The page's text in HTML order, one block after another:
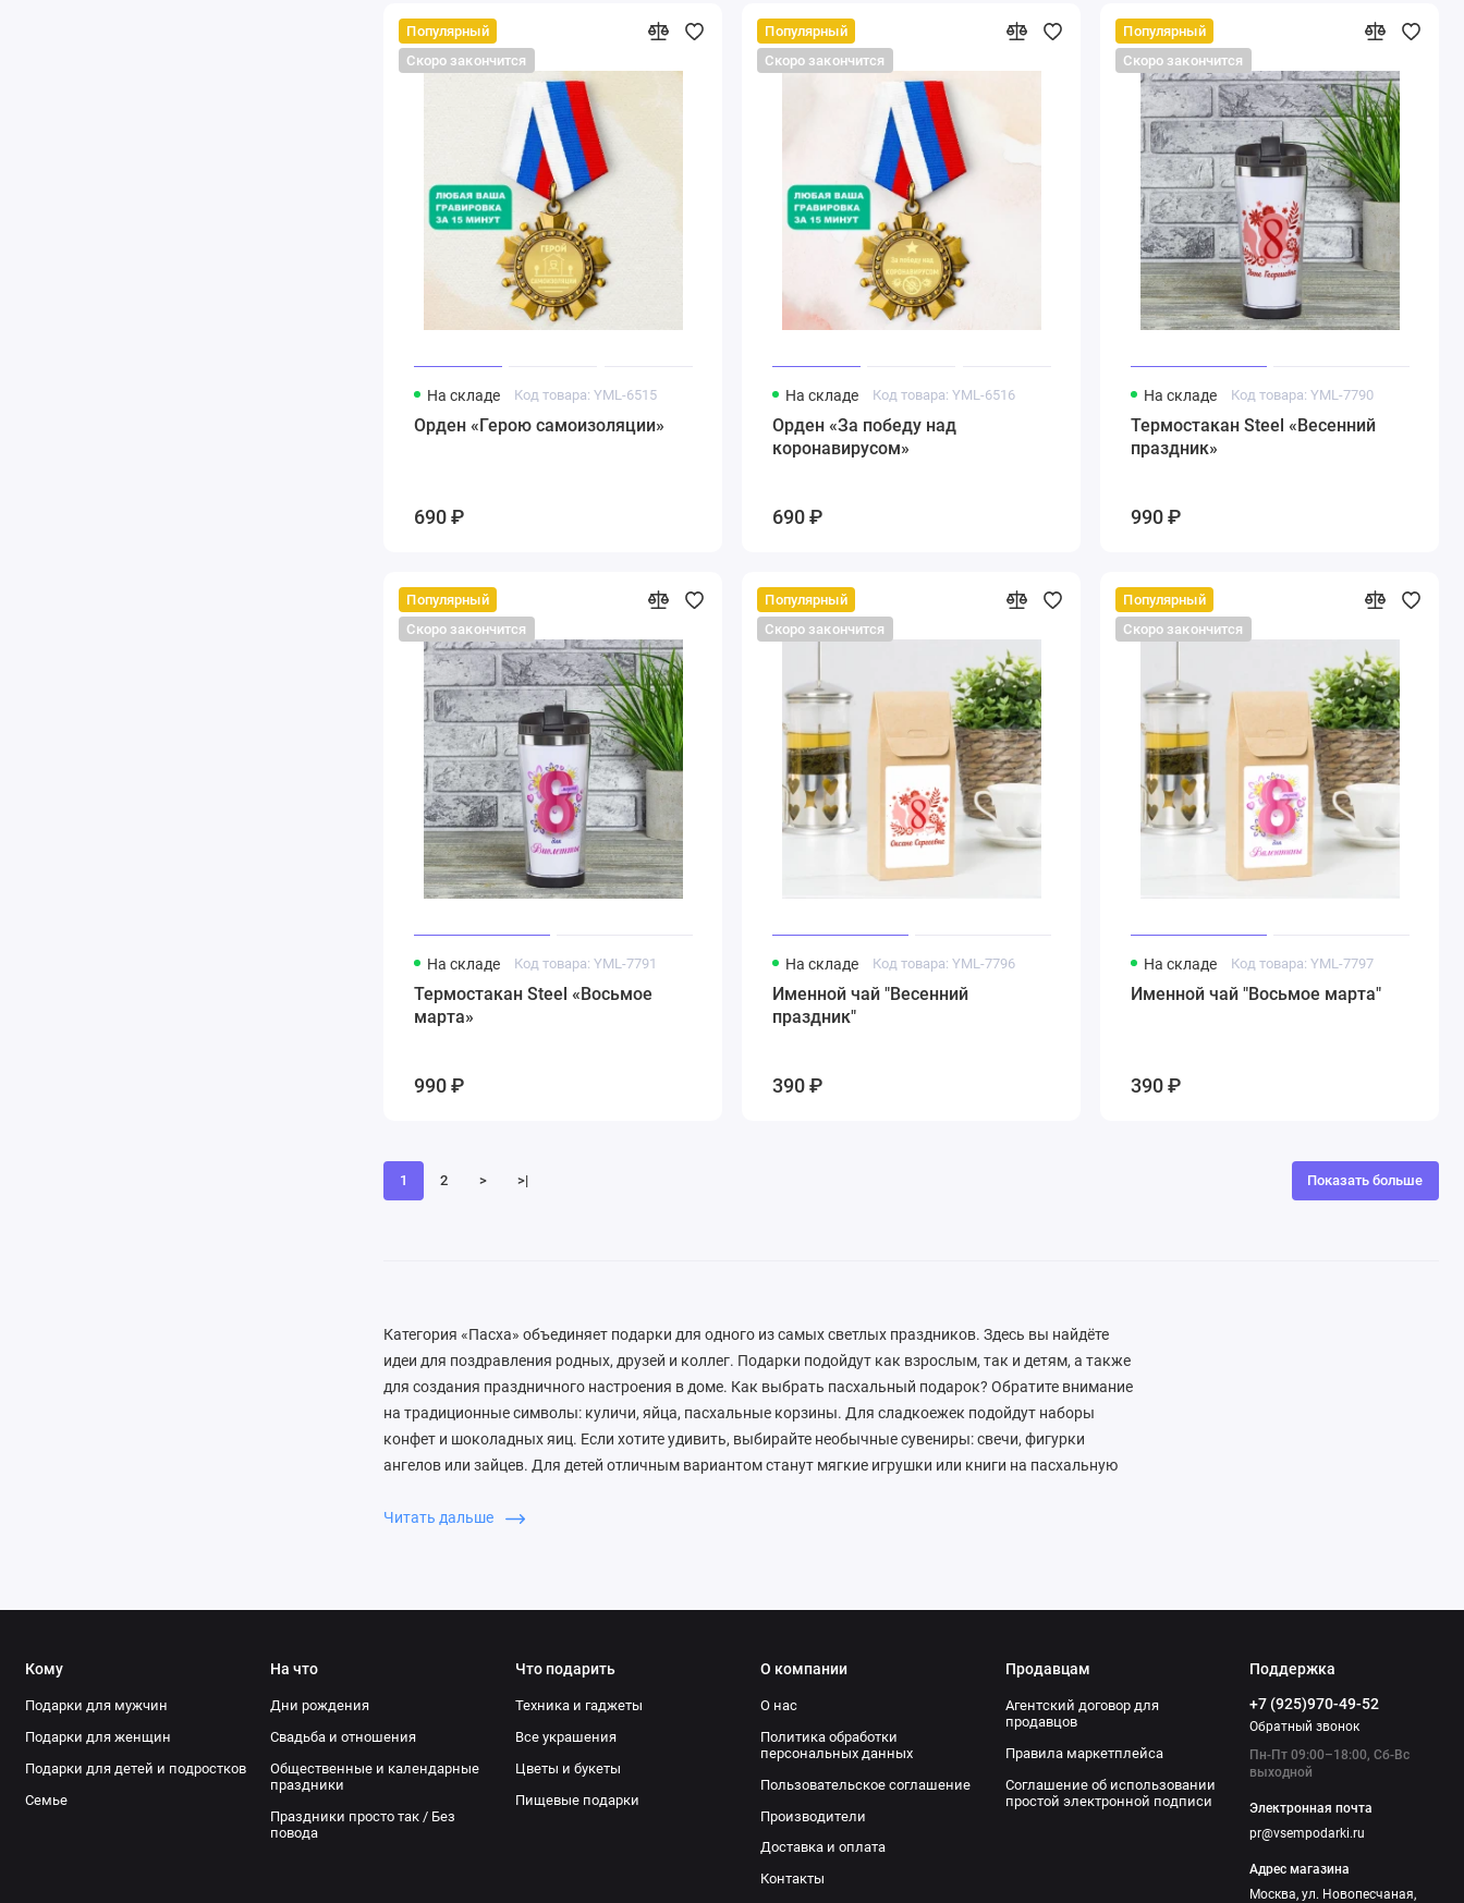
Популярный
Скоро закончится
На складе Код товара: YML-6515
Орден «Герою самоизоляции»
690 ₽
Популярный
Скоро закончится
На складе Код товара: YML-6516
Орден «За победу над
коронавирусом»
690 ₽
Популярный
Скоро закончится
На складе Код товара: YML-7790
Термостакан Steel «Весенний
праздник»
990 ₽
Популярный
Скоро закончится
На складе Код товара: YML-7791
Термостакан Steel «Восьмое
марта»
990 ₽
Популярный
Скоро закончится
На складе Код товара: YML-7796
Именной чай "Весенний
праздник"
390 ₽
Популярный
Скоро закончится
На складе Код товара: YML-7797
Именной чай "Восьмое марта"
390 ₽
1 2 > >| Показать больше
Категория «Пасха» объединяет подарки для одного из самых светлых праздников. Здесь вы найдёте
идеи для поздравления родных, друзей и коллег. Подарки подойдут как взрослым, так и детям, а также
для создания праздничного настроения в доме. Как выбрать пасхальный подарок? Обратите внимание
на традиционные символы: куличи, яйца, пасхальные корзины. Для сладкоежек подойдут наборы
конфет и шоколадных яиц. Если хотите удивить, выбирайте необычные сувениры: свечи, фигурки
ангелов или зайцев. Для детей отличным вариантом станут мягкие игрушки или книги на пасхальную
ценителей уюта — текстиль с пасхальным принтом. Конкретные идеи подарков: 1) Пасхальные куличи и
Читать дальше
Кому
Подарки для мужчин
Подарки для женщин
Подарки для детей и подростков
Семье
На что
Дни рождения
Свадьба и отношения
Общественные и календарные
праздники
Праздники просто так / Без
повода
Что подарить
Техника и гаджеты
Все украшения
Цветы и букеты
Пищевые подарки
О компании
О нас
Политика обработки
персональных данных
Пользовательское соглашение
Производители
Доставка и оплата
Контакты
Продавцам
Агентский договор для
продавцов
Правила маркетплейса
Соглашение об использовании
простой электронной подписи
Поддержка
+7 (925)970-49-52
Обратный звонок
Пн-Пт 09:00–18:00, Сб-Вс
выходной
Электронная почта
pr@vsempodarki.ru
Адрес магазина
Москва, ул. Новопесчаная,